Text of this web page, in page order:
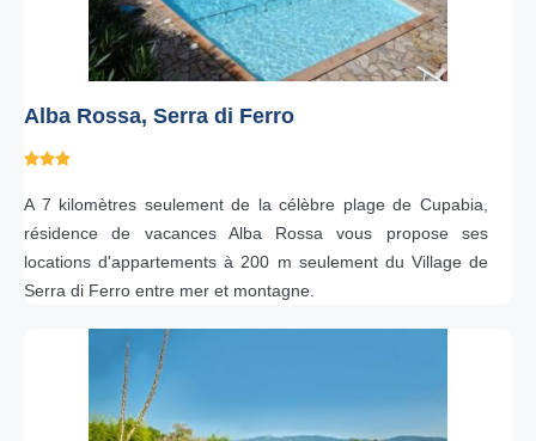
Alba Rossa, Serra di Ferro
A 7 kilomètres seulement de la célèbre plage de Cupabia,
résidence de vacances Alba Rossa vous propose ses
locations d'appartements à 200 m seulement du Village de
Serra di Ferro entre mer et montagne.